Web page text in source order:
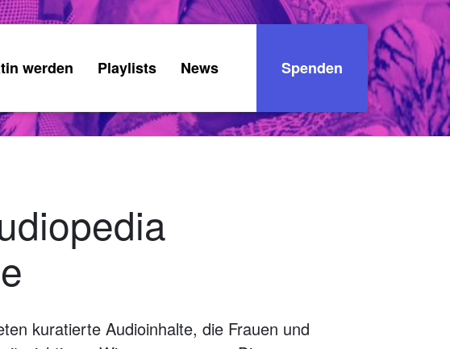
werden Playlists News Spenden
kuratierte Audioinhalte, die Frauen und